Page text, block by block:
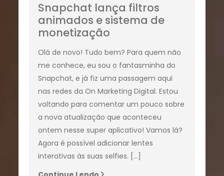
Snapchat lança filtros
animados e sistema de
monetização
Olá de novo! Tudo bem? Para quem não
me conhece, eu sou o fantasminha do
Snapchat, e já fiz uma passagem aqui
nas redes da On Marketing Digital. Estou
voltando para comentar um pouco sobre
a nova atualização que aconteceu
ontem nesse super aplicativo! Vamos lá?
Agora é possível adicionar lentes
interativas às suas selfies. […]